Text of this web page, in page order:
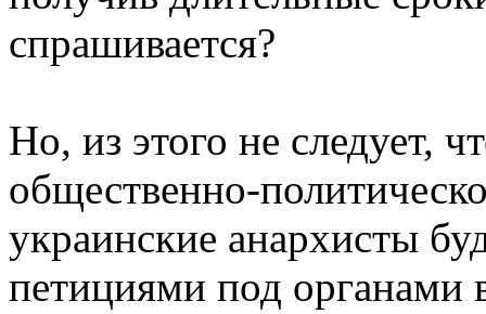
спрашивается?
Но, из этого не следует,
общественно-
украинские анархисты
петициями под органами